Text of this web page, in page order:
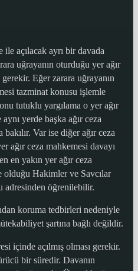
açılacak ayrı bir davada
uğrayanın oturduğu yer ağır
Eğer zarara uğrayanın
tazminat konusu işlemle
tutuklu yargılama o yer ağır
yerde başka ağır ceza
Var ise diğer ağır ceza
ağır ceza mahkemesi davayı
en yakın yer ağır ceza
olduğu Hakimler ve Savcılar
adresinden öğrenilebilir.
koruma tedbirleri nedeniyle
şartına bağlı değildir.
içinde açılmış olması gerekir.
bir süredir. Davanın